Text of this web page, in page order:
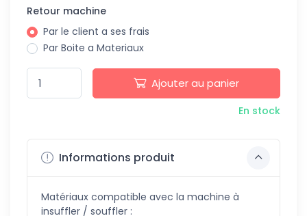
Retour machine
Par le client a ses frais
Par Boite a Materiaux
Ajouter au panier
En stock
Informations produit
Matériaux compatible avec la machine à
insuffler / souffler :